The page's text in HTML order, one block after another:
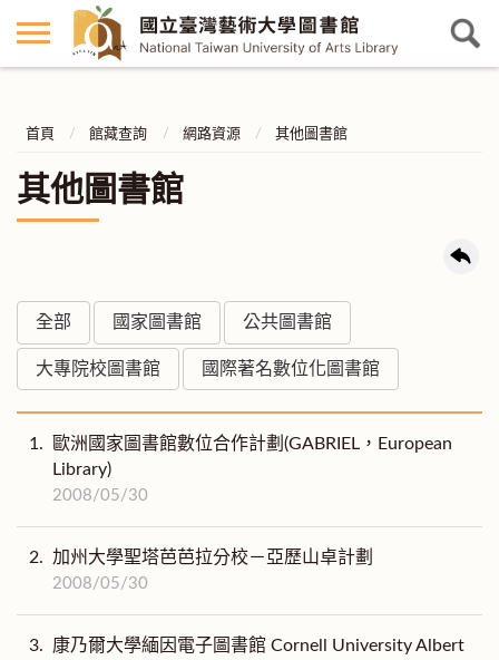
首頁 館藏查詢 網路資源 其他圖書館
其他圖書館
全部 國家圖書館 公共圖書館
大專院校圖書館 國際著名數位化圖書館
1.
歐洲國家圖書館數位合作計劃(GABRIEL，European
Library)
2008/05/30
2. 加州大學聖塔芭芭拉分校－亞歷山卓計劃
2008/05/30
3.
康乃爾大學緬因電子圖書館 Cornell University Albert